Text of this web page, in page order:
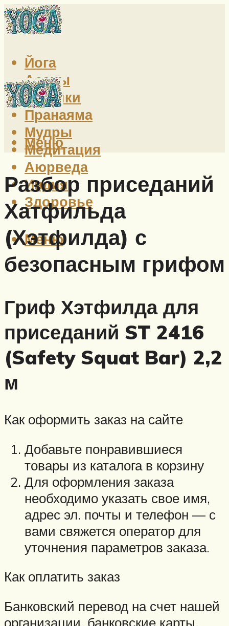
Йога
Асаны
Техники
Пранаяма
Мудры
Медитация
Аюрведа
Индия
Здоровье
Меню
Меню
Разбор приседаний
Хатфильда
(Хэтфилда) с
безопасным грифом
Гриф Хэтфилда для
приседаний ST 2416
(Safety Squat Bar) 2,2
м
Как оформить заказ на сайте
Добавьте понравившиеся
товары из каталога в корзину
Для оформления заказа
необходимо указать свое имя,
адрес эл. почты и телефон — с
вами свяжется оператор для
уточнения параметров заказа.
Как оплатить заказ
Банковский перевод на счет нашей
организации, банковские карты,